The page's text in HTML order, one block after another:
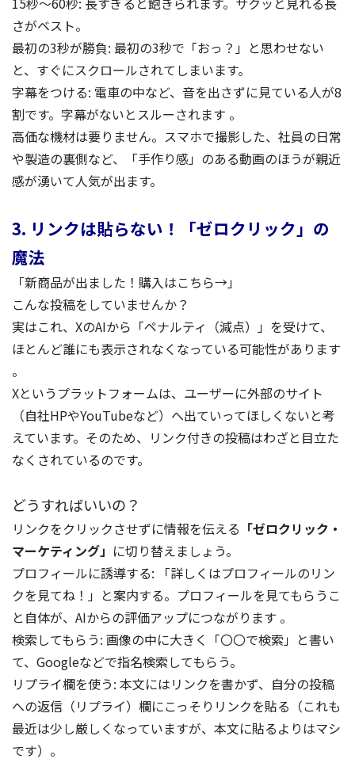
さがベスト。
最初の3秒が勝負: 最初の3秒で「おっ？」と思わせない
と、すぐにスクロールされてしまいます。
字幕をつける: 電車の中など、音を出さずに見ている人が8
割です。字幕がないとスルーされます 。
高価な機材は要りません。スマホで撮影した、社員の日常
や製造の裏側など、「手作り感」のある動画のほうが親近
感が湧いて人気が出ます。
3. リンクは貼らない！「ゼロクリック」の
魔法
「新商品が出ました！購入はこちら→」
こんな投稿をしていませんか？
実はこれ、XのAIから「ペナルティ（減点）」を受けて、
ほとんど誰にも表示されなくなっている可能性があります
。
Xというプラットフォームは、ユーザーに外部のサイト
（自社HPやYouTubeなど）へ出ていってほしくないと考
えています。そのため、リンク付きの投稿はわざと目立た
なくされているのです。
どうすればいいの？
リンクをクリックさせずに情報を伝える 「ゼロクリック・
マーケティング」 に切り替えましょう。
プロフィールに誘導する: 「詳しくはプロフィールのリン
クを見てね！」と案内する。プロフィールを見てもらうこ
と自体が、AIからの評価アップにつながります 。
検索してもらう: 画像の中に大きく「〇〇で検索」と書い
て、Googleなどで指名検索してもらう。
リプライ欄を使う: 本文にはリンクを書かず、自分の投稿
への返信（リプライ）欄にこっそりリンクを貼る（これも
最近は少し厳しくなっていますが、本文に貼るよりはマシ
です）。